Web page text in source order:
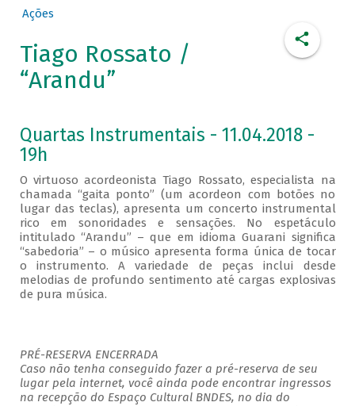
Ações
Tiago Rossato /
“Arandu”
Quartas Instrumentais - 11.04.2018 -
19h
O virtuoso acordeonista Tiago Rossato, especialista na
chamada “gaita ponto” (um acordeon com botões no
lugar das teclas), apresenta um concerto instrumental
rico em sonoridades e sensações. No espetáculo
intitulado “Arandu” – que em idioma Guarani significa
“sabedoria” – o músico apresenta forma única de tocar
o instrumento. A variedade de peças inclui desde
melodias de profundo sentimento até cargas explosivas
de pura música.
PRÉ-RESERVA ENCERRADA
Caso não tenha conseguido fazer a pré-reserva de seu
lugar pela internet, você ainda pode encontrar ingressos
na recepção do Espaço Cultural BNDES, no dia do